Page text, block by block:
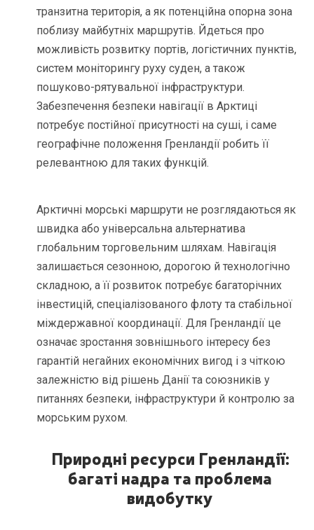
транзитна територія, а як потенційна опорна зона
поблизу майбутніх маршрутів. Йдеться про
можливість розвитку портів, логістичних пунктів,
систем моніторингу руху суден, а також
пошуково-рятувальної інфраструктури.
Забезпечення безпеки навігації в Арктиці
потребує постійної присутності на суші, і саме
географічне положення Гренландії робить її
релевантною для таких функцій.
Арктичні морські маршрути не розглядаються як
швидка або універсальна альтернатива
глобальним торговельним шляхам. Навігація
залишається сезонною, дорогою й технологічно
складною, а її розвиток потребує багаторічних
інвестицій, спеціалізованого флоту та стабільної
міждержавної координації. Для Гренландії це
означає зростання зовнішнього інтересу без
гарантій негайних економічних вигод і з чіткою
залежністю від рішень Данії та союзників у
питаннях безпеки, інфраструктури й контролю за
морським рухом.
Природні ресурси Гренландії:
багаті надра та проблема
видобутку